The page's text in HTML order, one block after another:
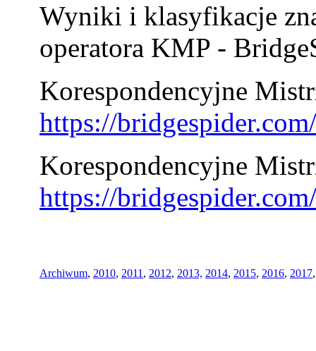
Wyniki i klasyfikacje
operatora KMP -
Korespondencyjne
https://
Korespondencyjne
https://
Archiwum, 2010, 2011 , 2012, 2013, 2014, 2015, 2016, 2017